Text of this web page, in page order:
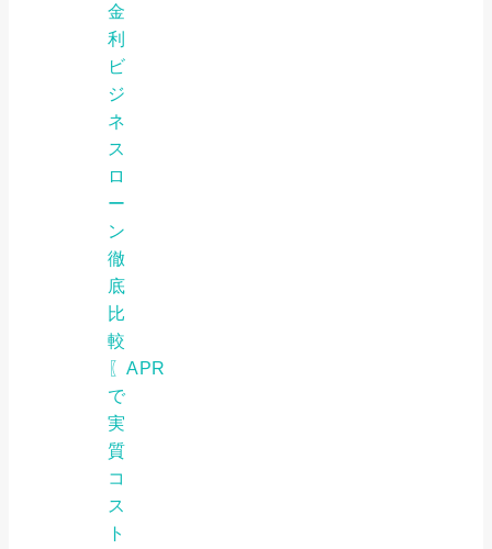
金
利
ビ
ジ
ネ
ス
ロ
ー
ン
徹
底
比
較
〖APR
で
実
質
コ
ス
ト